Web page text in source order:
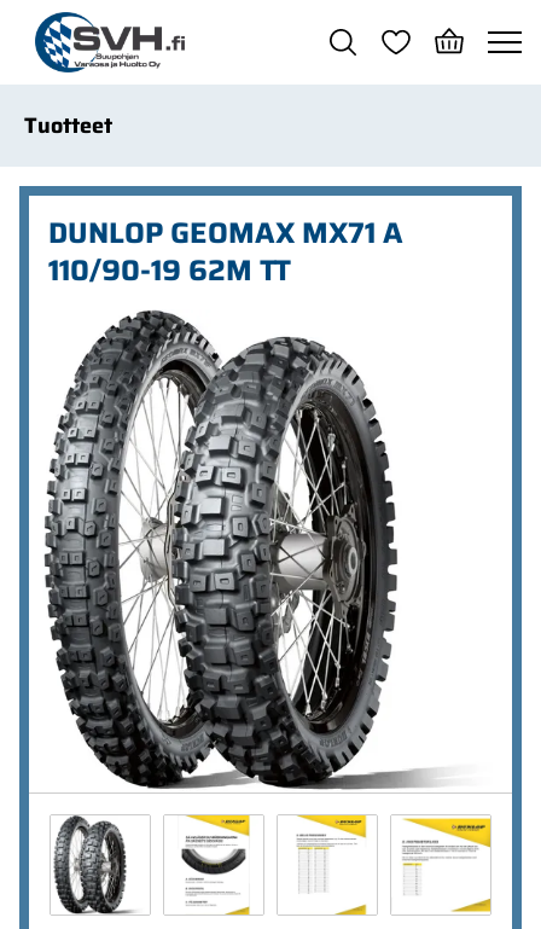
Siirry pääsisältöön
Tuotteet
DUNLOP GEOMAX MX71 A
110/90-19 62M TT
Ohita kuvat